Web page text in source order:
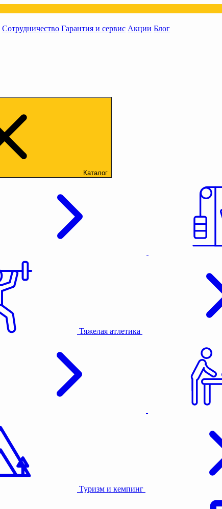
Сотрудничество Гарантия и сервис Акции Блог
Каталог
Тяжелая атлетика
Туризм и кемпинг